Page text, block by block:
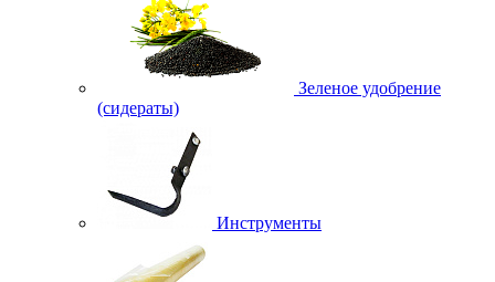
Зеленое удобрение
(сидераты)
Инструменты